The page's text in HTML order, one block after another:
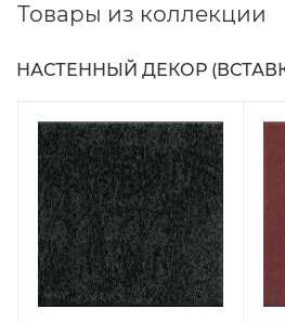
Товары из коллекции
НАСТЕННЫЙ ДЕКОР